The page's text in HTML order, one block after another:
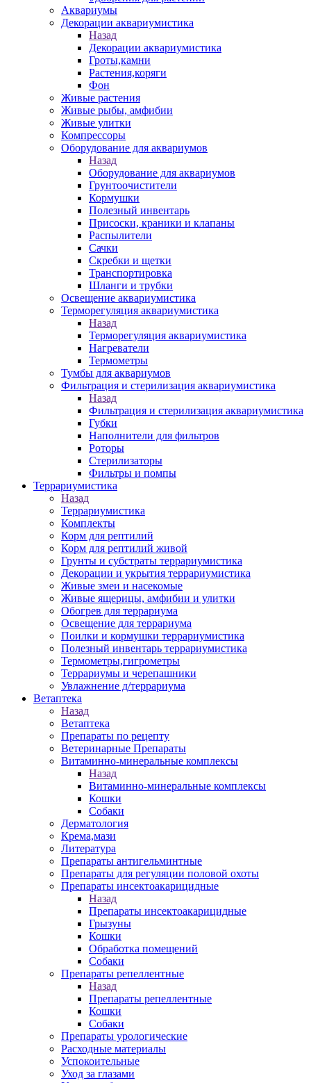
Аквариумы
Декорации аквариумистика
Назад
Декорации аквариумистика
Гроты,камни
Растения,коряги
Фон
Живые растения
Живые рыбы, амфибии
Живые улитки
Компрессоры
Оборудование для аквариумов
Назад
Оборудование для аквариумов
Грунтоочистители
Кормушки
Полезный инвентарь
Присоски, краники и клапаны
Распылители
Сачки
Скребки и щетки
Транспортировка
Шланги и трубки
Освещение аквариумистика
Терморегуляция аквариумистика
Назад
Терморегуляция аквариумистика
Нагреватели
Термометры
Тумбы для аквариумов
Фильтрация и стерилизация аквариумистика
Назад
Фильтрация и стерилизация аквариумистика
Губки
Наполнители для фильтров
Роторы
Стерилизаторы
Фильтры и помпы
Террариумистика
Назад
Террариумистика
Комплекты
Корм для рептилий
Корм для рептилий живой
Грунты и субстраты террариумистика
Декорации и укрытия террариумистика
Живые змеи и насекомые
Живые ящерицы, амфибии и улитки
Обогрев для террариума
Освещение для террариума
Поилки и кормушки террариумистика
Полезный инвентарь террариумистика
Термометры,гигрометры
Террариумы и черепашники
Увлажнение д/террариума
Ветаптека
Назад
Ветаптека
Препараты по рецепту
Ветеринарные Препараты
Витаминно-минеральные комплексы
Назад
Витаминно-минеральные комплексы
Кошки
Собаки
Дерматология
Крема,мази
Литература
Препараты антигельминтные
Препараты для регуляции половой охоты
Препараты инсектоакарицидные
Назад
Препараты инсектоакарицидные
Грызуны
Кошки
Обработка помещений
Собаки
Препараты репеллентные
Назад
Препараты репеллентные
Кошки
Собаки
Препараты урологические
Расходные материалы
Успокоительные
Уход за глазами